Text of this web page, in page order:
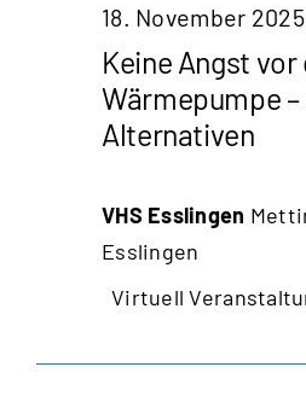
Keine Angst vor
Wärmepumpe
Alternativen
18. November 2025
VHS Esslingen
Esslingen
Virtuell